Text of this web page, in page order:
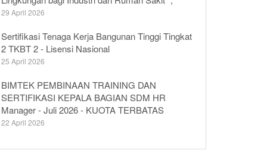
29 April 2026
Sertifikasi Tenaga Kerja Bangunan Tinggi Tingkat
2 TKBT 2 - Lisensi Nasional
25 April 2026
BIMTEK PEMBINAAN TRAINING DAN
SERTIFIKASI KEPALA BAGIAN SDM HR
Manager - Juli 2026 - KUOTA TERBATAS
22 April 2026